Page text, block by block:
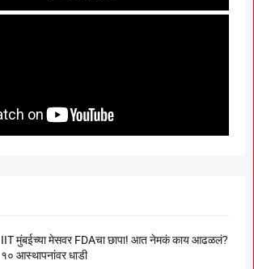
IIT मुंबईच्या मेसवर FDAचा छापा! आत नेमकं काय आढळलं?
१० आस्थापनांवर धाडी